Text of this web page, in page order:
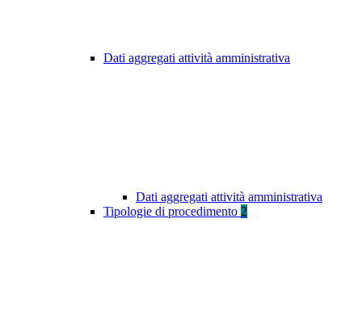
Dati aggregati attività amministrativa
Dati aggregati attività amministrativa
Tipologie di procedimento 2